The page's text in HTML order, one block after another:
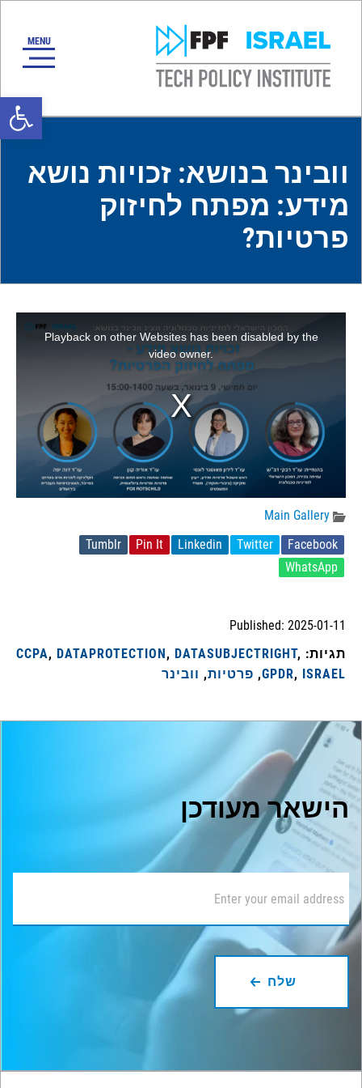
וובינר בנושא: זכויות נושא
מידע: מפתח לחיזוק
פרטיות?
Main Gallery
Facebook
Twitter
Linkedin
Pin It
Tumblr
WhatsApp
Published: 2025-01-11
תגיות:
CCPA, DATAPROTECTION , DATASUBJECTRIGHT,
GPDR, ISRAEL
, פרטיות, וובינר
הישאר מעודכן